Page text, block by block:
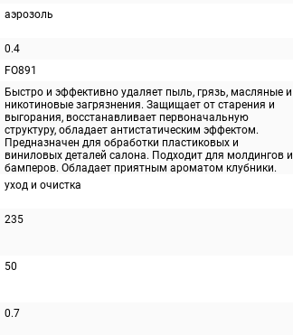
аэрозоль
0.4
FO891
Быстро и эффективно удаляет пыль, грязь, масляные и
никотиновые загрязнения. Защищает от старения и
выгорания, восстанавливает первоначальную
структуру, обладает антистатическим эффектом.
Предназначен для обработки пластиковых и
виниловых деталей салона. Подходит для молдингов и
бамперов. Обладает приятным ароматом клубники.
уход и очистка
235
50
0.7